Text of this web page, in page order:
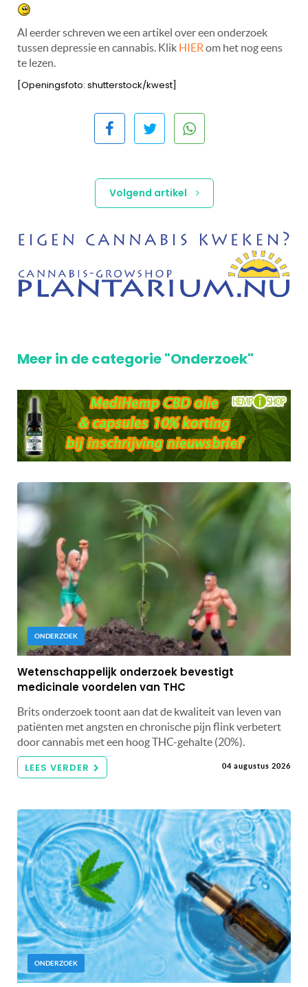
Al eerder schreven we een artikel over een onderzoek
tussen depressie en cannabis. Klik HIER om het nog eens
te lezen.
[Openingsfoto: shutterstock/kwest]
Volgend artikel
Meer in de categorie "Onderzoek"
ONDERZOEK
Wetenschappelijk onderzoek bevestigt
medicinale voordelen van THC
Brits onderzoek toont aan dat de kwaliteit van leven van
patiënten met angsten en chronische pijn flink verbetert
door cannabis met een hoog THC-gehalte (20%).
LEES VERDER 04 augustus 2026
ONDERZOEK